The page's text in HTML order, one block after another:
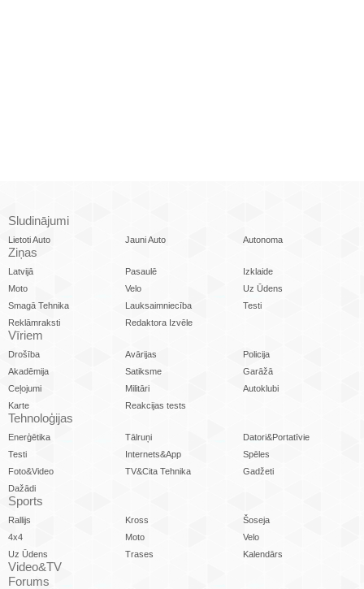
Sludinājumi
Lietoti Auto Jauni Auto Autonoma
Ziņas
Latvijā Pasaulē
Izklaide
Moto
Velo
Uz Ūdens
Smagā Tehnika
Lauksaimniecība
Testi
Reklāmraksti
Redaktora Izvēle
Vīriem
Drošība Avārijas
Policija
Akadēmija
Satiksme
Garāžā
Ceļojumi
Militāri
Autoklubi
Karte
Reakcijas tests
Tehnoloģijas
Enerģētika Tālruņi
Datori&Portatīvie
Testi
Internets&App
Spēles
Foto&Video
TV&Cita Tehnika
Gadžeti
Dažādi
Sports
Rallijs Kross
Šoseja
4x4
Moto
Velo
Uz Ūdens
Trases Kalendārs
Video&TV
Forums